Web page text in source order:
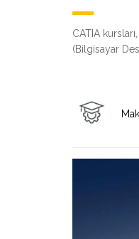
CATIA
(Bilgisayar